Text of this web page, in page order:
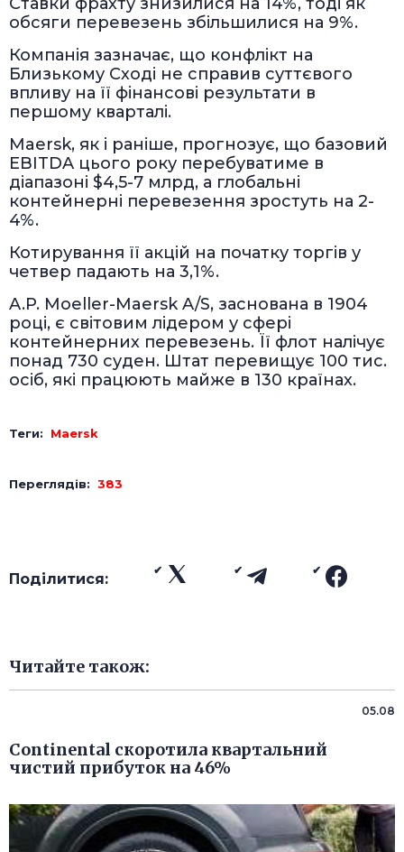
обсяги перевезень збільшилися на 9%.
Компанія зазначає, що конфлікт на
Близькому Сході не справив суттєвого
впливу на її фінансові результати в
першому кварталі.
Maersk, як і раніше, прогнозує, що базовий
EBITDA цього року перебуватиме в
діапазоні $4,5-7 млрд, а глобальні
контейнерні перевезення зростуть на 2-
4%.
Котирування її акцій на початку торгів у
четвер падають на 3,1%.
A.P. Moeller-Maersk A/S, заснована в 1904
році, є світовим лідером у сфері
контейнерних перевезень. Її флот налічує
понад 730 суден. Штат перевищує 100 тис.
осіб, які працюють майже в 130 країнах.
Теги: Maersk
Переглядів: 383
Поділитися:
Читайте також:
05.08
Continental скоротила квартальний
чистий прибуток на 46%